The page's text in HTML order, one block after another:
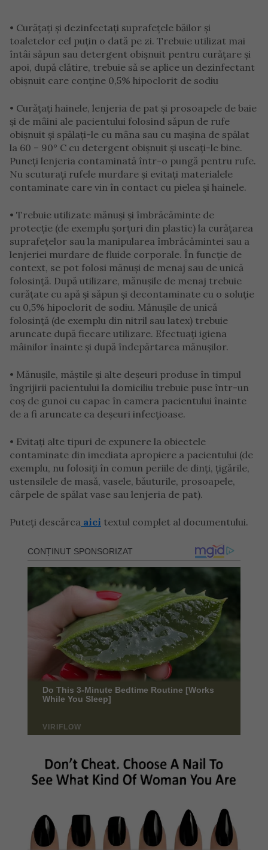
• Curățați și dezinfectați suprafețele băilor și
toaletelor cel puțin o dată pe zi. Trebuie utilizat mai
întâi săpun sau detergent obișnuit pentru curățare și
apoi, după clătire, trebuie să se aplice un dezinfectant
obișnuit care conține 0,5% hipoclorit de sodiu
• Curățați hainele, lenjeria de pat și prosoapele de baie
și de mâini ale pacientului folosind săpun de rufe
obișnuit și spălați-le cu mâna sau cu mașina de spălat
la 60 – 90° C cu detergent obișnuit și uscați-le bine.
Puneți lenjeria contaminată într-o pungă pentru rufe.
Nu scuturați rufele murdare și evitați materialele
contaminate care vin în contact cu pielea și hainele.
• Trebuie utilizate mănuși și îmbrăcăminte de
protecție (de exemplu șorțuri din plastic) la curățarea
suprafețelor sau la manipularea îmbrăcămintei sau a
lenjeriei murdare de fluide corporale. În funcție de
context, se pot folosi mănuși de menaj sau de unică
folosință. După utilizare, mănușile de menaj trebuie
curățate cu apă și săpun și decontaminate cu o soluție
cu 0,5% hipoclorit de sodiu. Mănușile de unică
folosință (de exemplu din nitril sau latex) trebuie
aruncate după fiecare utilizare. Efectuați igiena
mâinilor înainte și după îndepărtarea mănușilor.
• Mănușile, măștile și alte deșeuri produse în timpul
îngrijirii pacientului la domiciliu trebuie puse într-un
coș de gunoi cu capac în camera pacientului înainte
de a fi aruncate ca deșeuri infecțioase.
• Evitați alte tipuri de expunere la obiectele
contaminate din imediata apropiere a pacientului (de
exemplu, nu folosiți în comun periile de dinți, țigările,
ustensilele de masă, vasele, băuturile, prosoapele,
cârpele de spălat vase sau lenjeria de pat).
Puteți descărca aici textul complet al documentului.